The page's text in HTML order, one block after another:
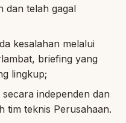
dan telah gagal
kesalahan melalui
briefing yang
lingkup;
independen dan
tim teknis Perusahaan.